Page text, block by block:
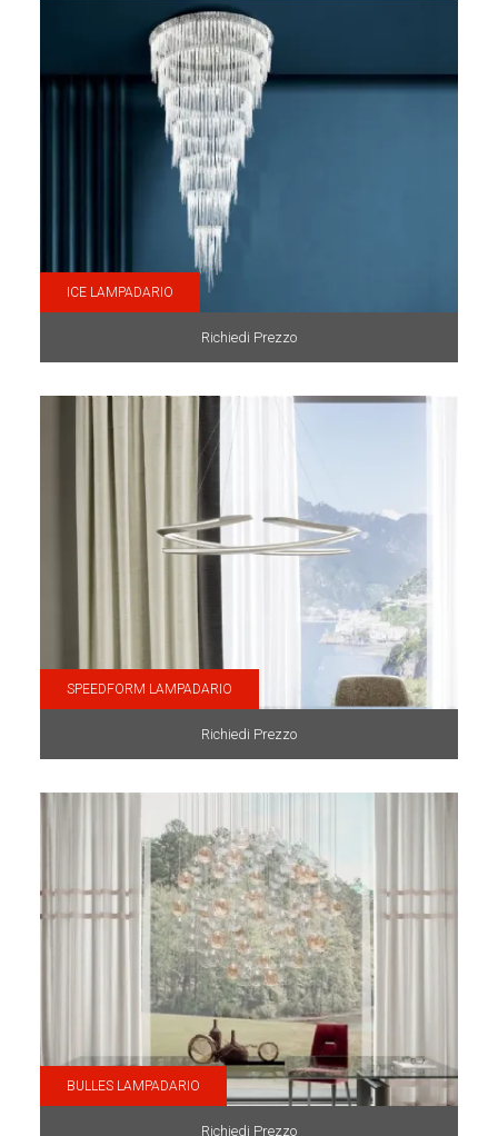
ICE LAMPADARIO
Richiedi Prezzo
SPEEDFORM LAMPADARIO
Richiedi Prezzo
BULLES LAMPADARIO
Richiedi Prezzo